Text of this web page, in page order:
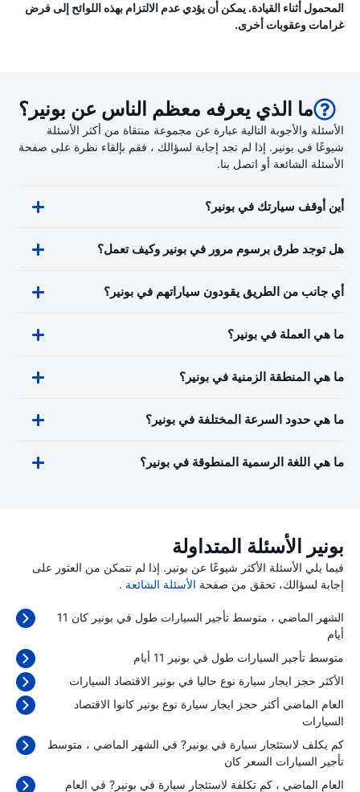
المحمول أثناء القيادة. يمكن أن يؤدي عدم الالتزام بهذه اللوائح إلى فرض
غرامات وعقوبات أخرى.
ما الذي يعرفه معظم الناس عن بونير؟
الأسئلة والأجوبة التالية عبارة عن مجموعة منتقاة من أكثر الأسئلة
شيوعًا في بونير. إذا لم تجد إجابة لسؤالك ، فقم بإلقاء نظرة على صفحة
الأسئلة الشائعة أو اتصل بنا.
أين أوقف سيارتك في بونير؟
هل توجد طرق برسوم مرور في بونير وكيف تعمل؟
أي جانب من الطريق يقودون سياراتهم في بونير؟
ما هي العملة في بونير؟
ما هي المنطقة الزمنية في بونير؟
ما هي حدود السرعة المختلفة في بونير؟
ما هي اللغة الرسمية المنطوقة في بونير؟
بونير الأسئلة المتداولة
فيما يلي الأسئلة الأكثر شيوعًا عن بونير. إذا لم تتمكن من العثور على
إجابة لسؤالك، تحقق من صفحة الأسئلة الشائعة .
الشهر الماضي ، متوسط تأجير السيارات طول في بونير كان 11
أيام
متوسط تأجير السيارات طول في بونير 11 أيام
الأكثر حجز ايجار سيارة نوع حاليا في بونير الاقتصاد السيارات
العام الماضي أكثر حجز ايجار سيارة نوع بونير كانوا الاقتصاد
السيارات
كم يكلف لاستئجار سيارة في بونير? في الشهر الماضي ، متوسط
تأجير السيارات السعر كان
العام الماضي ، كم تكلفة لاستئجار سيارة في بونير? في العام